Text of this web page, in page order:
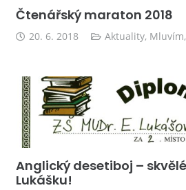
Čtenářský maraton 2018
20. 6. 2018 Aktuality,
Anglický desetiboj –
Lukášku!